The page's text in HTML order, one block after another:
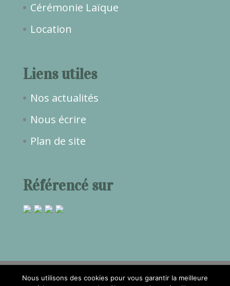
Cérémonie Laïque
Location
Liens utiles
Nos actualités
Nous écrire
Plan de site
Référencé sur
Nous utilisons des cookies pour vous garantir la meilleure